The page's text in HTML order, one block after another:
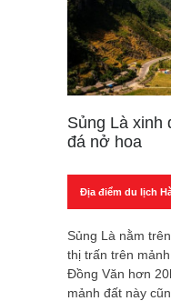
Sủng Là xinh
đá nở hoa
Địa điểm du lịch
Sủng Là nằm
thị trấn trên
Đồng Văn hơn
mảnh đất này